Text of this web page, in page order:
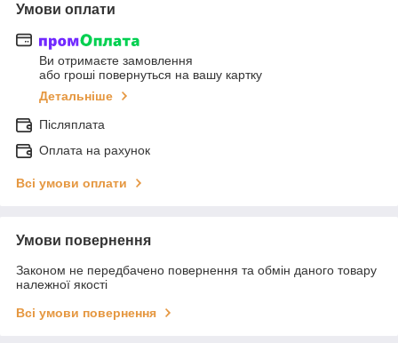
Умови оплати
Ви отримаєте замовлення
або гроші повернуться на вашу картку
Детальніше
Післяплата
Оплата на рахунок
Всі умови оплати
Умови повернення
Законом не передбачено повернення та обмін даного товару
належної якості
Всі умови повернення